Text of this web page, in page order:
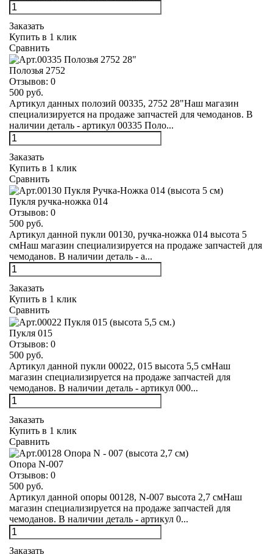
Заказать
Купить в 1 клик
Сравнить
Полозья 2752
Отзывов: 0
500 руб.
Артикул данных полозий 00335, 2752 28"Наш магазин
специализируется на продаже запчастей для чемоданов. В
наличии деталь - артикул 00335 Поло...
Заказать
Купить в 1 клик
Сравнить
Пукля ручка-ножка 014
Отзывов: 0
500 руб.
Артикул данной пукли 00130, ручка-ножка 014 высота 5
смНаш магазин специализируется на продаже запчастей для
чемоданов. В наличии деталь - а...
Заказать
Купить в 1 клик
Сравнить
Пукля 015
Отзывов: 0
500 руб.
Артикул данной пукли 00022, 015 высота 5,5 смНаш
магазин специализируется на продаже запчастей для
чемоданов. В наличии деталь - артикул 000...
Заказать
Купить в 1 клик
Сравнить
Опора N-007
Отзывов: 0
500 руб.
Артикул данной опоры 00128, N-007 высота 2,7 смНаш
магазин специализируется на продаже запчастей для
чемоданов. В наличии деталь - артикул 0...
Заказать